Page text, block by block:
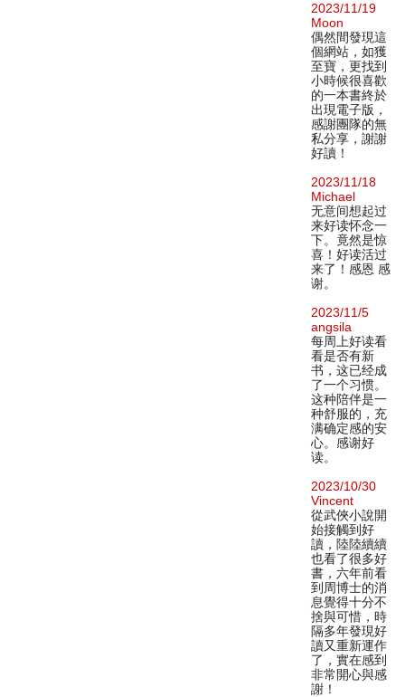
2023/11/19
Moon
偶然間發現這
個網站，如獲
至寶，更找到
小時候很喜歡
的一本書終於
出現電子版，
感謝團隊的無
私分享，謝謝
好讀！
2023/11/18
Michael
无意间想起过
来好读怀念一
下。竟然是惊
喜！好读活过
来了！感恩 感
谢。
2023/11/5
angsila
每周上好读看
看是否有新
书，这已经成
了一个习惯。
这种陪伴是一
种舒服的，充
满确定感的安
心。感谢好
读。
2023/10/30
Vincent
從武俠小說開
始接觸到好
讀，陸陸續續
也看了很多好
書，六年前看
到周博士的消
息覺得十分不
捨與可惜，時
隔多年發現好
讀又重新運作
了，實在感到
非常開心與感
謝！